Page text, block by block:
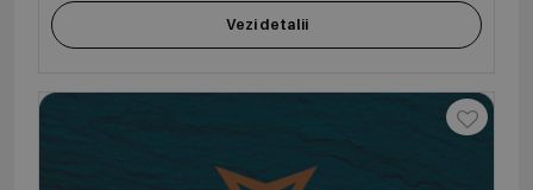
Vezi detalii